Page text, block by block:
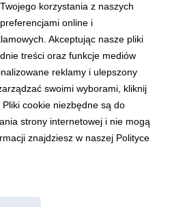
korzystania z naszych
online i
Akceptując nasze pliki
treści oraz funkcje mediów
reklamy i ulepszony
swoimi wyborami, kliknij
Pliki cookie niezbędne są do
strony internetowej i nie mogą
znajdziesz w naszej Polityce